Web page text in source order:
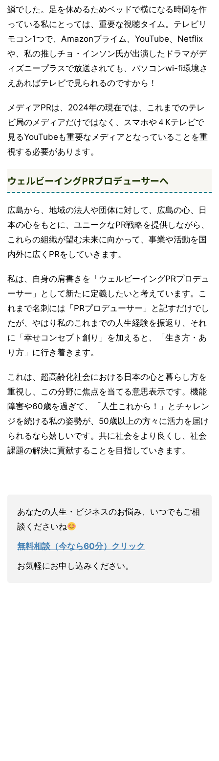
鱗でした。足を休めるためベッドで横になる時間を作
っている私にとっては、重要な視聴タイム。テレビリ
モコン1つで、Amazonプライム、YouTube、Netflix
や、私の推しチョ・インソン氏が出演したドラマがデ
ィズニープラスで放送されても、パソコンwi-fi環境さ
えあればテレビで見られるのですから！
メディアPRは、2024年の現在では、これまでのテレ
ビ局のメディアだけではなく、スマホや４Kテレビで
見るYouTubeも重要なメディアとなっていることを重
視する必要があります。
ウェルビーイングPRプロデューサーへ
広島から、地域の法人や団体に対して、広島の心、日
本の心をもとに、ユニークなPR戦略を提供しながら、
これらの組織が望む未来に向かって、事業や活動を国
内外に広くPRをしていきます。
私は、自身の肩書きを「ウェルビーイングPRプロデュ
ーサー」として新たに定義したいと考えています。こ
れまで名刺には「PRプロデューサー」と記すだけでし
たが、やはり私のこれまでの人生経験を振返り、それ
に「幸せコンセプト創り」を加えると、「生き方・あ
り方」に行き着きます。
これは、超高齢化社会における日本の心と暮らし方を
重視し、この分野に焦点を当てる意思表示です。機能
障害や60歳を過ぎて、「人生これから！」とチャレン
ジを続ける私の姿勢が、50歳以上の方々に活力を届け
られるなら嬉しいです。共に社会をより良くし、社会
課題の解決に貢献することを目指していきます。
あなたの人生・ビジネスのお悩み、いつでもご相
談くださいね
無料相談（今なら60分）クリック
お気軽にお申し込みください。